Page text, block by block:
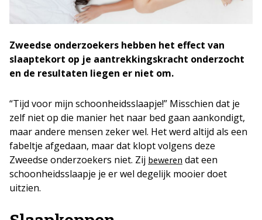
Zweedse onderzoekers hebben het effect van
slaaptekort op je aantrekkingskracht onderzocht
en de resultaten liegen er niet om.
“Tijd voor mijn schoonheidsslaapje!” Misschien dat je
zelf niet op die manier het naar bed gaan aankondigt,
maar andere mensen zeker wel. Het werd altijd als een
fabeltje afgedaan, maar dat klopt volgens deze
Zweedse onderzoekers niet. Zij beweren dat een
schoonheidsslaapje je er wel degelijk mooier doet
uitzien.